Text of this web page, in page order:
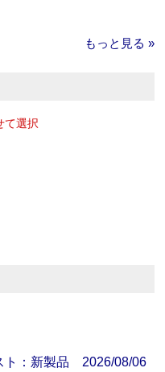
もっと見る »
て選択
ト：新製品 2026/08/06